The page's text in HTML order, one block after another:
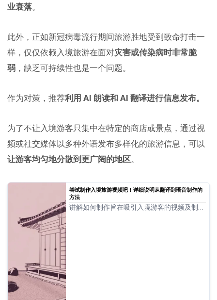
业衰落。
此外，正如新冠病毒流行期间旅游胜地受到致命打击一
样，仅仅依赖入境旅游在面对灾害或传染病时非常脆
弱 ，缺乏可持续性也是一个问题。
作为对策，推荐利用 AI 朗读和 AI 翻译进行信息发布。
为了不让入境游客只集中在特定的商店或景点，通过视
频或社交媒体以多种外语发布多样化的旅游信息，可以
让游客均匀地分散到更广阔的地区。
尝试制作入境旅游视频吧！详细说明从翻译到语音制作的
方法
讲解如何制作旨在吸引入境游客的视频及制作